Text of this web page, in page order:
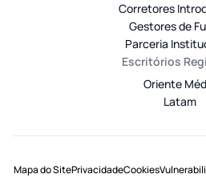
Corretores
Gestores de
Parceria
Escritórios
Oriente
Latam
Mapa do SitePrivacidadeCookies